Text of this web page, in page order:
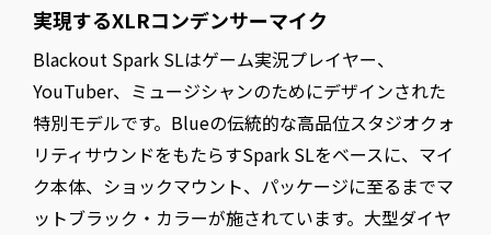
実現するXLRコンデンサーマイク
Blackout Spark SLはゲーム実況プレイヤー、
YouTuber、ミュージシャンのためにデザインされた
特別モデルです。Blueの伝統的な高品位スタジオクォ
リティサウンドをもたらすSpark SLをベースに、マイ
ク本体、ショックマウント、パッケージに至るまでマ
ットブラック・カラーが施されています。大型ダイヤ